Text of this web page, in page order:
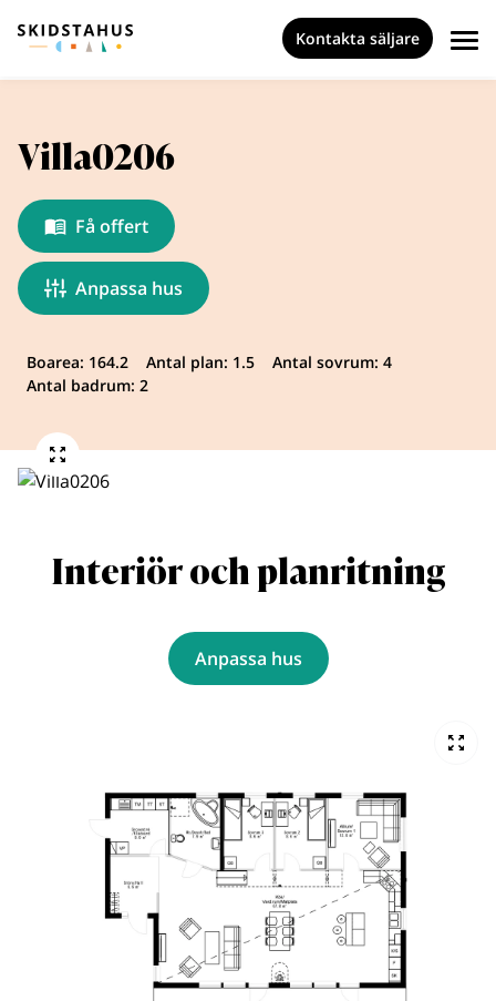
Kontakta säljare
Villa0206
Få offert
Anpassa hus
Boarea: 164.2 Antal plan: 1.5
Antal sovrum: 4
Antal badrum: 2
Interiör och planritning
Anpassa hus